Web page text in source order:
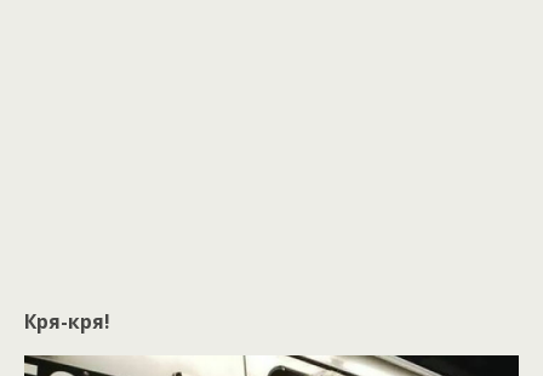
Кря-кря!